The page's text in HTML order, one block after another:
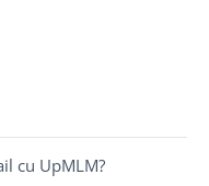
cu UpMLM?